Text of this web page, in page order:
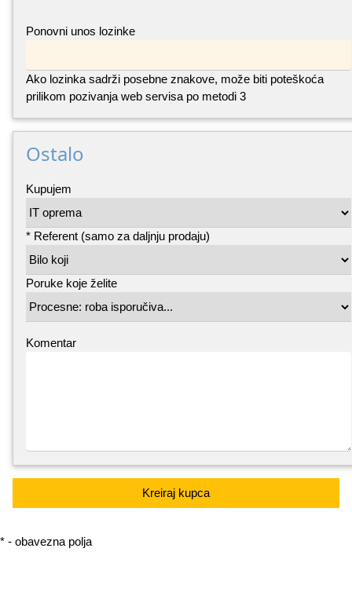
Ponovni unos lozinke
Ako lozinka sadrži posebne znakove, može biti poteškoća
prilikom pozivanja web servisa po metodi 3
Ostalo
Kupujem
* Referent (samo za daljnju prodaju)
Poruke koje želite
Komentar
Kreiraj kupca
* - obavezna polja